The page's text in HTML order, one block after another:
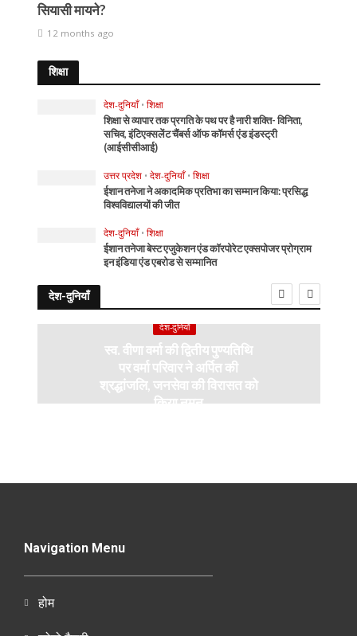
सियासी मायने?
12 months ago
शिक्षा
देश-दुनियाँ • शिक्षा
शिक्षा से व्यापार तक प्रगति के पथ पर है नारी शक्ति- विनिता,
सचिव, इंटिएक्सलेंट चैंबर्स ऑफ कॉमर्स एंड इंडस्ट्री
(आईसीसीआई)
उत्तर प्रदेश • देश-दुनियाँ • शिक्षा
ईशान तनेजा ने अकादमिक प्रतिभा का सम्मान किया: प्रसिद्ध
विश्वविद्यालयों की जीत
देश-दुनियाँ • शिक्षा
ईशान तनेजा बेस्ट एजुकेशन एंड कॉरपोरेट एक्सपोजर प्रोग्राम
इन इंडिया एंड एबरोड से सम्मानित
देश-दुनियाँ
देश-दुनियाँ
स्व. वीणा वर्मा की द्वितीय पुण्यतिथि
पर वर्मा परिवार ने अर्पित की
श्रद्धांजलि, जनसेवा की विरासत को
किया नमन
Navigation Menu
होम